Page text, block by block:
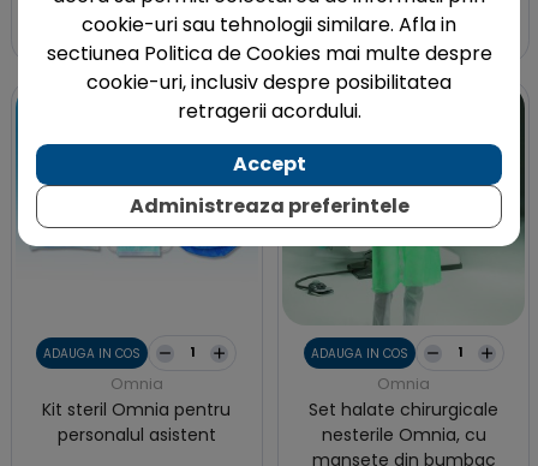
52,50 lei 51,24 lei
ADAUGA IN COS
Omnia
Kit steril Omnia pentru
personalul asistent
ADAUGA IN COS
Omnia
Set halate chirurgicale
nesterile Omnia, cu
mansete din bumbac
cookie-uri sau tehnologii similare. Afla in
sectiunea Politica de Cookies mai multe despre
cookie-uri, inclusiv despre posibilitatea
retragerii acordului.
Accept
Administreaza preferintele